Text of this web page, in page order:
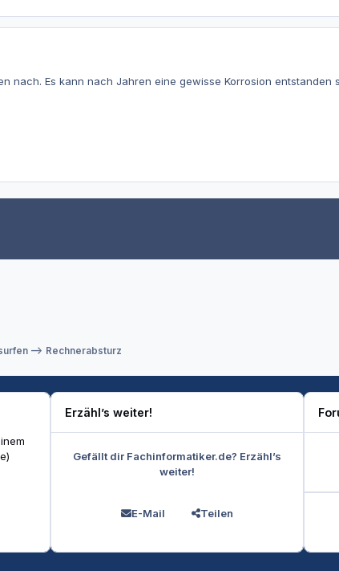
nach. Es kann nach Jahren eine gewisse Korrosion entstanden
--> Rechnerabsturz
Erzähl’s weiter!
Gefällt dir Fachinformatiker.de? Erzähl’s
weiter!
E-Mail Teilen